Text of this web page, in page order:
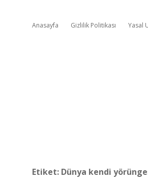
Anasayfa Gizlilik Politikası Yasal
Etiket: Dünya kendi